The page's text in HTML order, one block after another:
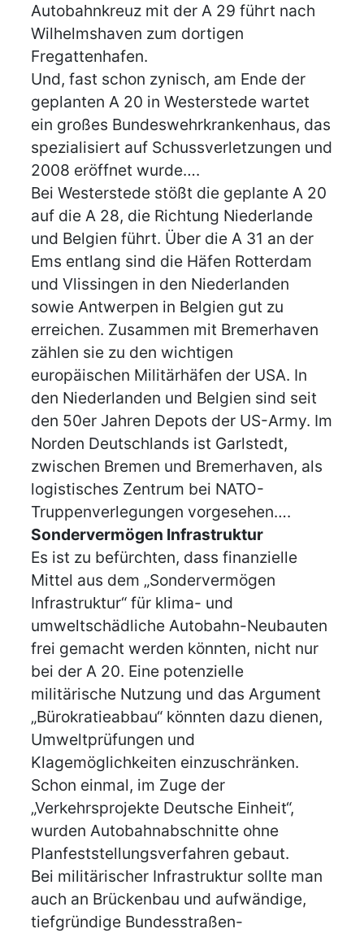
Autobahnkreuz mit der A 29 führt nach
Wilhelmshaven zum dortigen
Fregattenhafen.
Und, fast schon zynisch, am Ende der
geplanten A 20 in Westerstede wartet
ein großes Bundeswehrkrankenhaus, das
spezialisiert auf Schussverletzungen und
2008 eröffnet wurde….
Bei Westerstede stößt die geplante A 20
auf die A 28, die Richtung Niederlande
und Belgien führt. Über die A 31 an der
Ems entlang sind die Häfen Rotterdam
und Vlissingen in den Niederlanden
sowie Antwerpen in Belgien gut zu
erreichen. Zusammen mit Bremerhaven
zählen sie zu den wichtigen
europäischen Militärhäfen der USA. In
den Niederlanden und Belgien sind seit
den 50er Jahren Depots der US-Army. Im
Norden Deutschlands ist Garlstedt,
zwischen Bremen und Bremerhaven, als
logistisches Zentrum bei NATO-
Truppenverlegungen vorgesehen….
Sondervermögen Infrastruktur
Es ist zu befürchten, dass finanzielle
Mittel aus dem „Sondervermögen
Infrastruktur“ für klima- und
umweltschädliche Autobahn-Neubauten
frei gemacht werden könnten, nicht nur
bei der A 20. Eine potenzielle
militärische Nutzung und das Argument
„Bürokratieabbau“ könnten dazu dienen,
Umweltprüfungen und
Klagemöglichkeiten einzuschränken.
Schon einmal, im Zuge der
„Verkehrsprojekte Deutsche Einheit“,
wurden Autobahnabschnitte ohne
Planfeststellungsverfahren gebaut.
Bei militärischer Infrastruktur sollte man
auch an Brückenbau und aufwändige,
tiefgründige Bundesstraßen-